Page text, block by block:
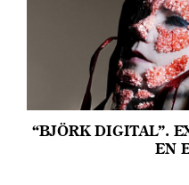
“BJÖRK DIGITAL”.
EN